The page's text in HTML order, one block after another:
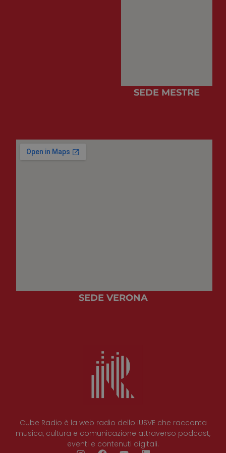
Cube Radio è la web radio dello IUSVE che racconta
musica, cultura e comunicazione attraverso podcast,
eventi e contenuti digitali.
SEDE MESTRE
SEDE VERONA